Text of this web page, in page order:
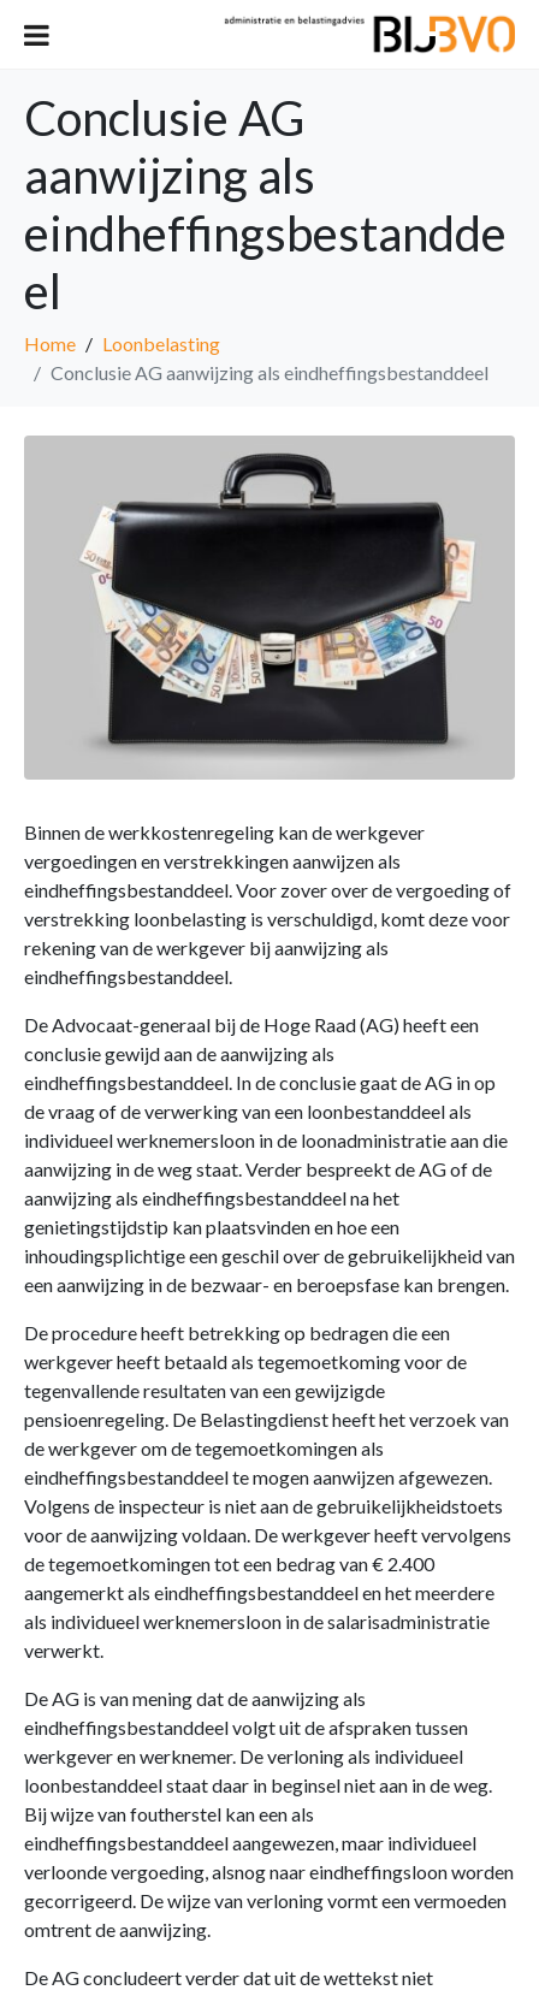
Conclusie AG
aanwijzing als
eindheffingsbestandde
el
Home
Loonbelasting
Conclusie AG aanwijzing als eindheffingsbestanddeel
Binnen de werkkostenregeling kan de werkgever
vergoedingen en verstrekkingen aanwijzen als
eindheffingsbestanddeel. Voor zover over de vergoeding of
verstrekking loonbelasting is verschuldigd, komt deze voor
rekening van de werkgever bij aanwijzing als
eindheffingsbestanddeel.
De Advocaat-generaal bij de Hoge Raad (AG) heeft een
conclusie gewijd aan de aanwijzing als
eindheffingsbestanddeel. In de conclusie gaat de AG in op
de vraag of de verwerking van een loonbestanddeel als
individueel werknemersloon in de loonadministratie aan die
aanwijzing in de weg staat. Verder bespreekt de AG of de
aanwijzing als eindheffingsbestanddeel na het
genietingstijdstip kan plaatsvinden en hoe een
inhoudingsplichtige een geschil over de gebruikelijkheid van
een aanwijzing in de bezwaar- en beroepsfase kan brengen.
De procedure heeft betrekking op bedragen die een
werkgever heeft betaald als tegemoetkoming voor de
tegenvallende resultaten van een gewijzigde
pensioenregeling. De Belastingdienst heeft het verzoek van
de werkgever om de tegemoetkomingen als
eindheffingsbestanddeel te mogen aanwijzen afgewezen.
Volgens de inspecteur is niet aan de gebruikelijkheidstoets
voor de aanwijzing voldaan. De werkgever heeft vervolgens
de tegemoetkomingen tot een bedrag van € 2.400
aangemerkt als eindheffingsbestanddeel en het meerdere
als individueel werknemersloon in de salarisadministratie
verwerkt.
De AG is van mening dat de aanwijzing als
eindheffingsbestanddeel volgt uit de afspraken tussen
werkgever en werknemer. De verloning als individueel
loonbestanddeel staat daar in beginsel niet aan in de weg.
Bij wijze van foutherstel kan een als
eindheffingsbestanddeel aangewezen, maar individueel
verloonde vergoeding, alsnog naar eindheffingsloon worden
gecorrigeerd. De wijze van verloning vormt een vermoeden
omtrent de aanwijzing.
De AG concludeert verder dat uit de wettekst niet